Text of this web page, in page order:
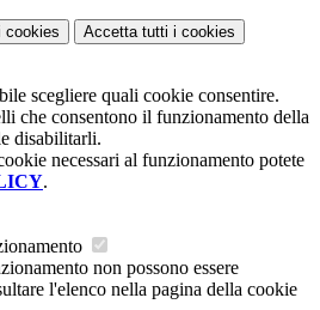
cookies Accetta tutti i cookies
scegliere quali cookie consentire.
che consentono il funzionamento della
disabilitarli.
necessari al funzionamento potete
.
non possono essere
l'elenco nella pagina della cookie